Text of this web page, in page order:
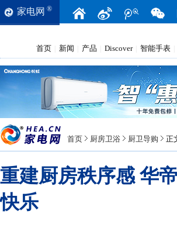
家电网 ®
首页 新闻 产品 Discover 智能手表
首页 厨房卫浴 厨卫导购 正
重建厨房秩序感 华
快乐